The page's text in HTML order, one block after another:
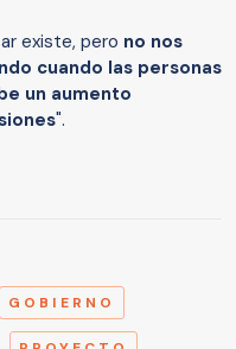
existe, pero no nos
cuando las personas
un aumento
".
GOBIERNO